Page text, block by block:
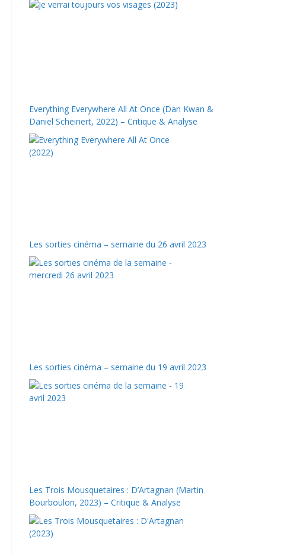
Everything Everywhere All At Once (Dan Kwan &
Daniel Scheinert, 2022) – Critique & Analyse
Les sorties cinéma – semaine du 26 avril 2023
Les sorties cinéma – semaine du 19 avril 2023
Les Trois Mousquetaires : D’Artagnan (Martin
Bourboulon, 2023) – Critique & Analyse